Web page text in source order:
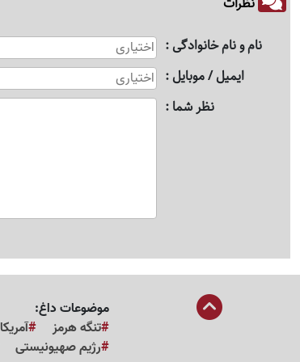
نام و نام خانوادگی
ایمیل / موبایل
نظر شما
موضوعات داغ:
تنگه هرمز
آمریکا
رژیم صهیونیستی